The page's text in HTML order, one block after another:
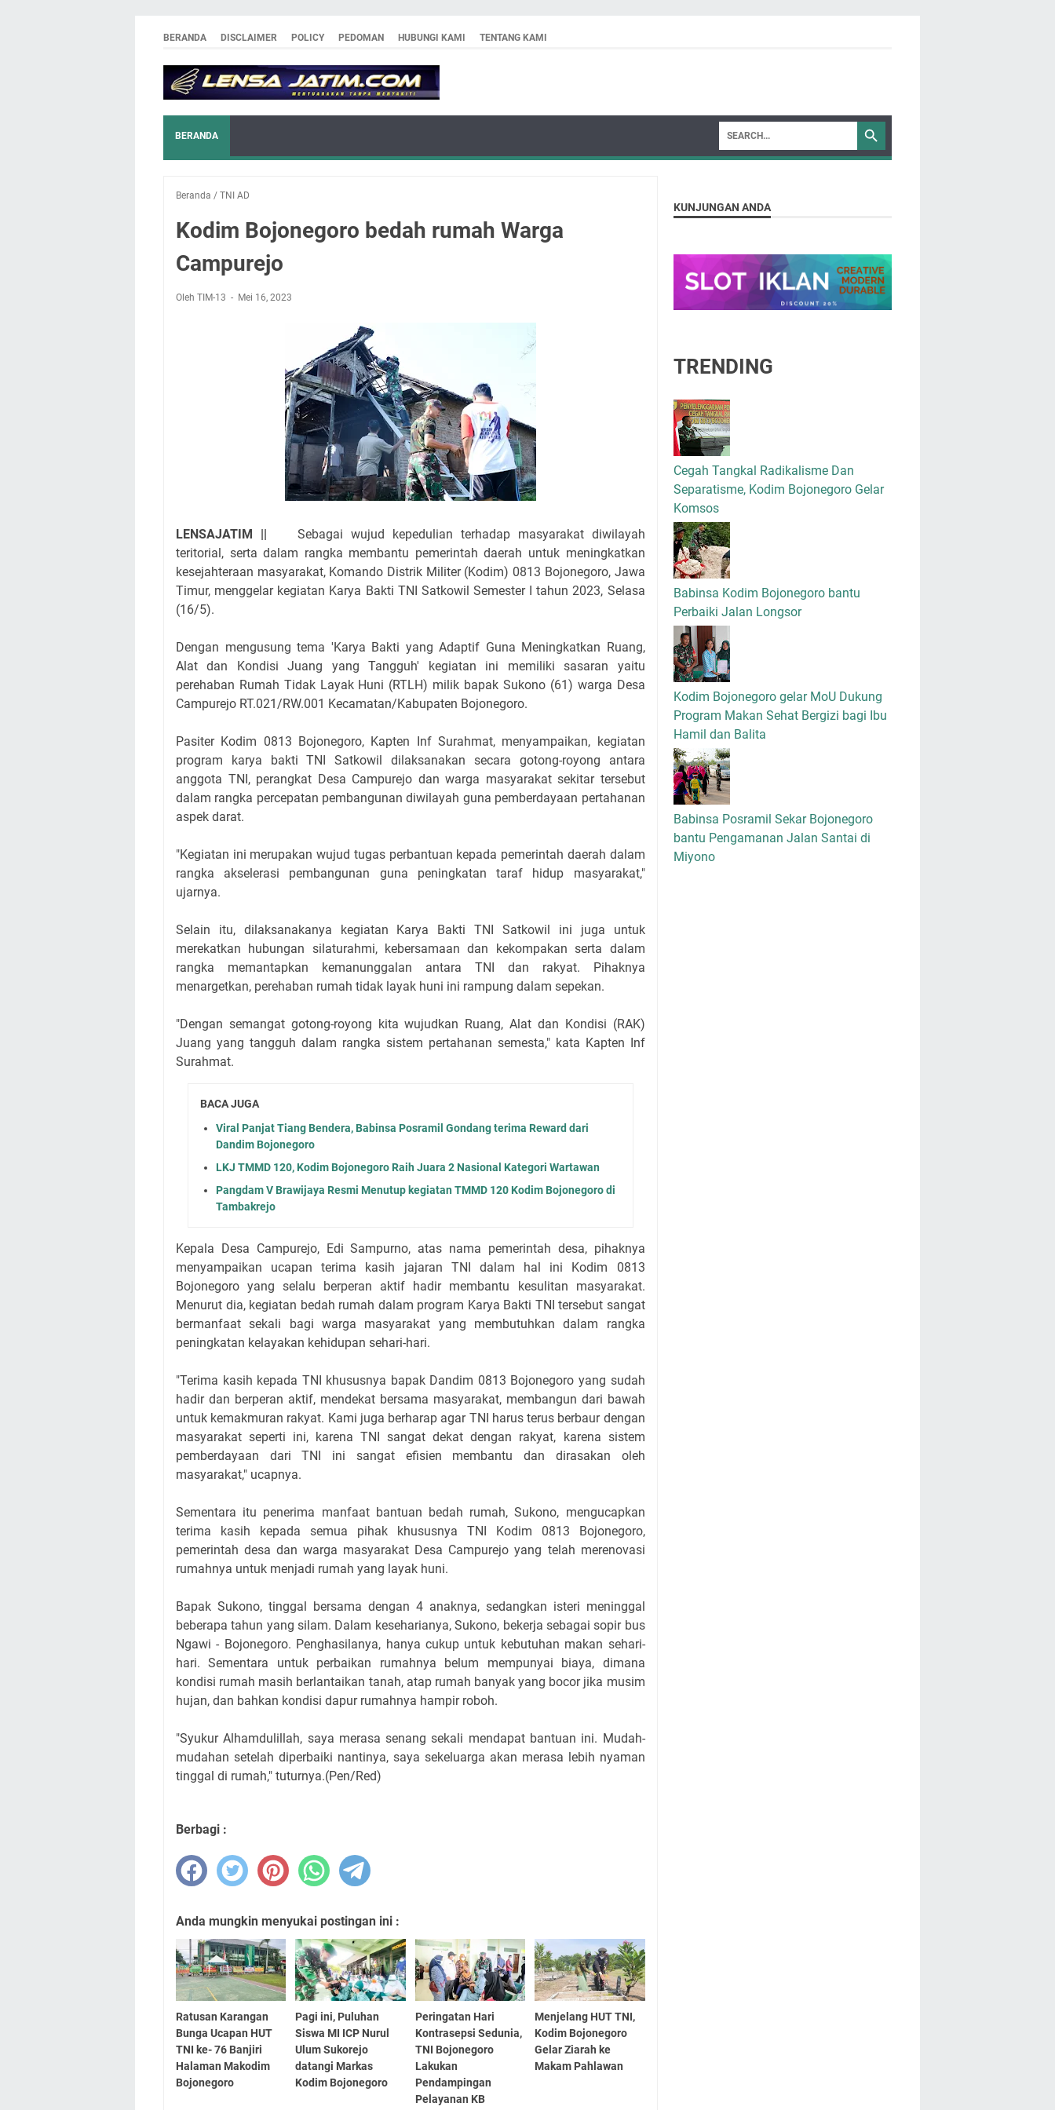
BERANDA DISCLAIMER POLICY PEDOMAN HUBUNGI KAMI TENTANG KAMI
BERANDA
Beranda / TNI AD
Kodim Bojonegoro bedah rumah Warga
Campurejo
Oleh TIM-13 Mei 16, 2023
LENSAJATIM ||
Sebagai wujud kepedulian terhadap masyarakat diwilayah
teritorial, serta dalam rangka membantu pemerintah daerah untuk meningkatkan
kesejahteraan masyarakat, Komando Distrik Militer (Kodim) 0813 Bojonegoro, Jawa
Timur, menggelar kegiatan Karya Bakti TNI Satkowil Semester I tahun 2023, Selasa
(16/5).
Dengan mengusung tema 'Karya Bakti yang Adaptif Guna Meningkatkan Ruang,
Alat dan Kondisi Juang yang Tangguh' kegiatan ini memiliki sasaran yaitu
perehaban Rumah Tidak Layak Huni (RTLH) milik bapak Sukono (61) warga Desa
Campurejo RT.021/RW.001 Kecamatan/Kabupaten Bojonegoro.
Pasiter Kodim 0813 Bojonegoro, Kapten Inf Surahmat, menyampaikan, kegiatan
program karya bakti TNI Satkowil dilaksanakan secara gotong-royong antara
anggota TNI, perangkat Desa Campurejo dan warga masyarakat sekitar tersebut
dalam rangka percepatan pembangunan diwilayah guna pemberdayaan pertahanan
aspek darat.
"Kegiatan ini merupakan wujud tugas perbantuan kepada pemerintah daerah dalam
rangka akselerasi pembangunan guna peningkatan taraf hidup masyarakat,"
ujarnya.
Selain itu, dilaksanakanya kegiatan Karya Bakti TNI Satkowil ini juga untuk
merekatkan hubungan silaturahmi, kebersamaan dan kekompakan serta dalam
rangka memantapkan kemanunggalan antara TNI dan rakyat. Pihaknya
menargetkan, perehaban rumah tidak layak huni ini rampung dalam sepekan.
"Dengan semangat gotong-royong kita wujudkan Ruang, Alat dan Kondisi (RAK)
Juang yang tangguh dalam rangka sistem pertahanan semesta," kata Kapten Inf
Surahmat.
BACA JUGA
Viral Panjat Tiang Bendera, Babinsa Posramil Gondang terima Reward dari
Dandim Bojonegoro
LKJ TMMD 120, Kodim Bojonegoro Raih Juara 2 Nasional Kategori Wartawan
Pangdam V Brawijaya Resmi Menutup kegiatan TMMD 120 Kodim Bojonegoro di
Tambakrejo
Kepala Desa Campurejo, Edi Sampurno, atas nama pemerintah desa, pihaknya
menyampaikan ucapan terima kasih jajaran TNI dalam hal ini Kodim 0813
Bojonegoro yang selalu berperan aktif hadir membantu kesulitan masyarakat.
Menurut dia, kegiatan bedah rumah dalam program Karya Bakti TNI tersebut sangat
bermanfaat sekali bagi warga masyarakat yang membutuhkan dalam rangka
peningkatan kelayakan kehidupan sehari-hari.
"Terima kasih kepada TNI khususnya bapak Dandim 0813 Bojonegoro yang sudah
hadir dan berperan aktif, mendekat bersama masyarakat, membangun dari bawah
untuk kemakmuran rakyat. Kami juga berharap agar TNI harus terus berbaur dengan
masyarakat seperti ini, karena TNI sangat dekat dengan rakyat, karena sistem
pemberdayaan dari TNI ini sangat efisien membantu dan dirasakan oleh
masyarakat," ucapnya.
Sementara itu penerima manfaat bantuan bedah rumah, Sukono, mengucapkan
terima kasih kepada semua pihak khususnya TNI Kodim 0813 Bojonegoro,
pemerintah desa dan warga masyarakat Desa Campurejo yang telah merenovasi
rumahnya untuk menjadi rumah yang layak huni.
Bapak Sukono, tinggal bersama dengan 4 anaknya, sedangkan isteri meninggal
beberapa tahun yang silam. Dalam keseharianya, Sukono, bekerja sebagai sopir bus
Ngawi - Bojonegoro. Penghasilanya, hanya cukup untuk kebutuhan makan sehari-
hari. Sementara untuk perbaikan rumahnya belum mempunyai biaya, dimana
kondisi rumah masih berlantaikan tanah, atap rumah banyak yang bocor jika musim
hujan, dan bahkan kondisi dapur rumahnya hampir roboh.
"Syukur Alhamdulillah, saya merasa senang sekali mendapat bantuan ini. Mudah-
mudahan setelah diperbaiki nantinya, saya sekeluarga akan merasa lebih nyaman
tinggal di rumah," tuturnya.(Pen/Red)
Berbagi :
Anda mungkin menyukai postingan ini :
Ratusan Karangan
Bunga Ucapan HUT
TNI ke- 76 Banjiri
Halaman Makodim
Bojonegoro
Pagi ini, Puluhan
Siswa MI ICP Nurul
Ulum Sukorejo
datangi Markas
Kodim Bojonegoro
Peringatan Hari
Kontrasepsi Sedunia,
TNI Bojonegoro
Lakukan
Pendampingan
Pelayanan KB
Menjelang HUT TNI,
Kodim Bojonegoro
Gelar Ziarah ke
Makam Pahlawan
KUNJUNGAN ANDA
TRENDING
Cegah Tangkal Radikalisme Dan
Separatisme, Kodim Bojonegoro Gelar
Komsos
Babinsa Kodim Bojonegoro bantu
Perbaiki Jalan Longsor
Kodim Bojonegoro gelar MoU Dukung
Program Makan Sehat Bergizi bagi Ibu
Hamil dan Balita
Babinsa Posramil Sekar Bojonegoro
bantu Pengamanan Jalan Santai di
Miyono